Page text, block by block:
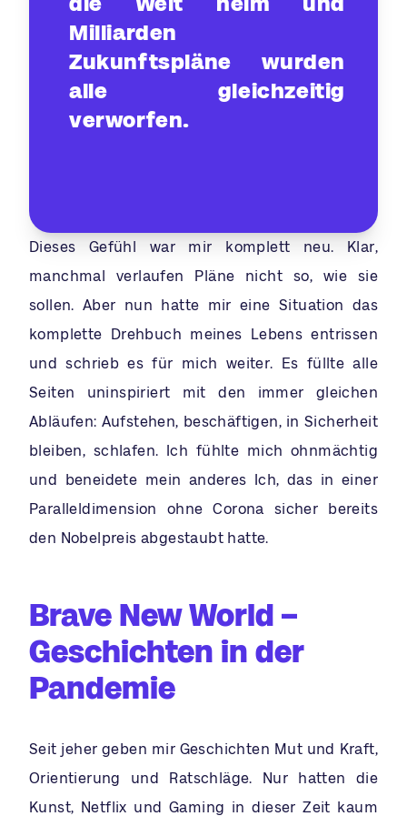
Milliarden
Zukunftspläne wurden
alle gleichzeitig
verworfen.
Dieses Gefühl war mir komplett neu. Klar,
manchmal verlaufen Pläne nicht so, wie sie
sollen. Aber nun hatte mir eine Situation das
komplette Drehbuch meines Lebens entrissen
und schrieb es für mich weiter. Es füllte alle
Seiten uninspiriert mit den immer gleichen
Abläufen: Aufstehen, beschäftigen, in Sicherheit
bleiben, schlafen. Ich fühlte mich ohnmächtig
und beneidete mein anderes Ich, das in einer
Paralleldimension ohne Corona sicher bereits
den Nobelpreis abgestaubt hatte.
Brave New World –
Geschichten in der
Pandemie
Seit jeher geben mir Geschichten Mut und Kraft,
Orientierung und Ratschläge. Nur hatten die
Kunst, Netflix und Gaming in dieser Zeit kaum